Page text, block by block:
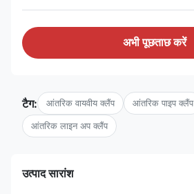
अभी पूछताछ करें
टैग: आंतरिक वायवीय क्लैंप आंतरिक पाइप क्लैंप
आंतरिक लाइन अप क्लैंप
उत्पाद सारांश